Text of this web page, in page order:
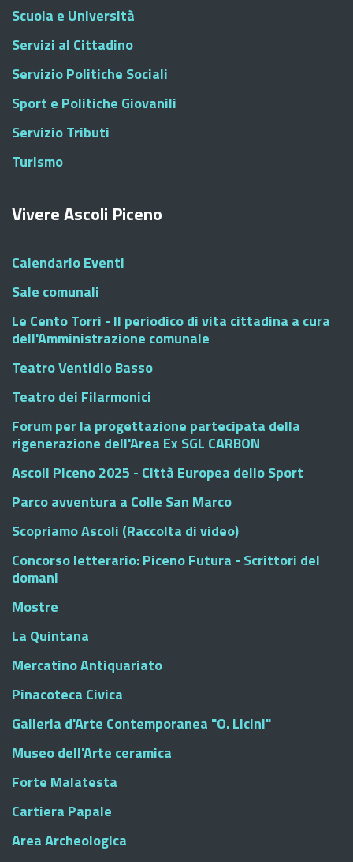
Scuola e Università
Servizi al Cittadino
Servizio Politiche Sociali
Sport e Politiche Giovanili
Servizio Tributi
Turismo
Vivere Ascoli Piceno
Calendario Eventi
Sale comunali
Le Cento Torri - Il periodico di vita cittadina a cura
dell'Amministrazione comunale
Teatro Ventidio Basso
Teatro dei Filarmonici
Forum per la progettazione partecipata della
rigenerazione dell'Area Ex SGL CARBON
Ascoli Piceno 2025 - Città Europea dello Sport
Parco avventura a Colle San Marco
Scopriamo Ascoli (Raccolta di video)
Concorso letterario: Piceno Futura - Scrittori del
domani
Mostre
La Quintana
Mercatino Antiquariato
Pinacoteca Civica
Galleria d'Arte Contemporanea "O. Licini"
Museo dell'Arte ceramica
Forte Malatesta
Cartiera Papale
Area Archeologica